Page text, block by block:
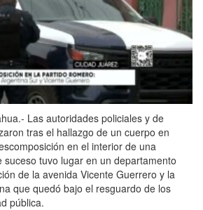
Las autoridades policiales y de
tras el hallazgo de un cuerpo en
en el interior de una
suceso tuvo lugar en un departamento
de la avenida Vicente Guerrero y la
que quedó bajo el resguardo de los
pública.